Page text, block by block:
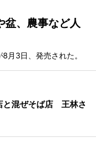
、農事など人
月3日、発売された。
と混ぜそば店 王林さ